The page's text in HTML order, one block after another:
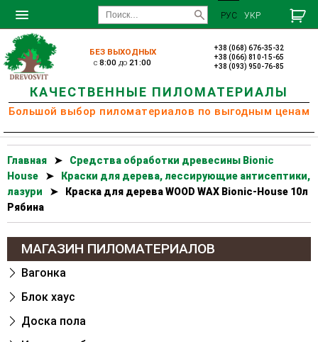
РУС УКР
БЕЗ ВЫХОДНЫХ
c8:00 до21:00
+38 (068) 676-35-32
+38 (066) 810-15-65
+38 (093) 950-76-85
КАЧЕСТВЕННЫЕ ПИЛОМАТЕРИАЛЫ
Большой выбор пиломатериалов по выгодным ценам
Главная ➤
Cредства обработки древесины Bionic
House
➤
Краски для дерева, лессирующие антисептики,
лазури
➤
Краска для дерева WOOD WAX Bionic-House 10л
Рябина
МАГАЗИН ПИЛОМАТЕРИАЛОВ
Вагонка
Блок хаус
Доска пола